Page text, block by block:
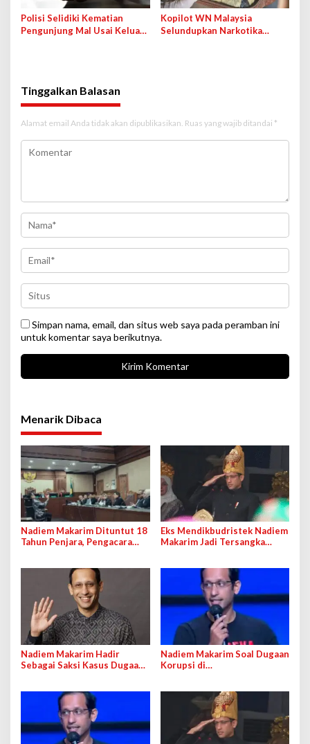
Polisi Selidiki Kematian
Pengunjung Mal Usai Keluar
Kopilot WN Malaysia
Selundupkan Narkotika
Tinggalkan Balasan
Alamat email Anda tidak akan dipublikasikan. Ruas yang wajib ditandai *
Simpan nama, email, dan situs web saya pada peramban ini
untuk komentar saya berikutnya.
Menarik Dibaca
Nadiem Makarim Dituntut 18
Tahun Penjara, Pengacara
Eks Mendikbudristek Nadiem
Makarim Jadi Tersangka
Nadiem Makarim Hadir
Sebagai Saksi Kasus Dugaan
Nadiem Makarim Soal Dugaan
Korupsi di
Mitigasi Pandemi Covid-19